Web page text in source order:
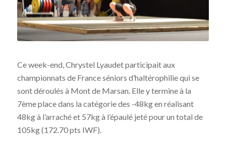
Ce week-end, Chrystel Lyaudet participait aux
championnats de France séniors d’haltérophilie qui se
sont déroulés à Mont de Marsan. Elle y termine à la
7ème place dans la catégorie des -48kg en réalisant
48kg à l’arraché et 57kg à l’épaulé jeté pour un total de
105kg (172.70 pts IWF).